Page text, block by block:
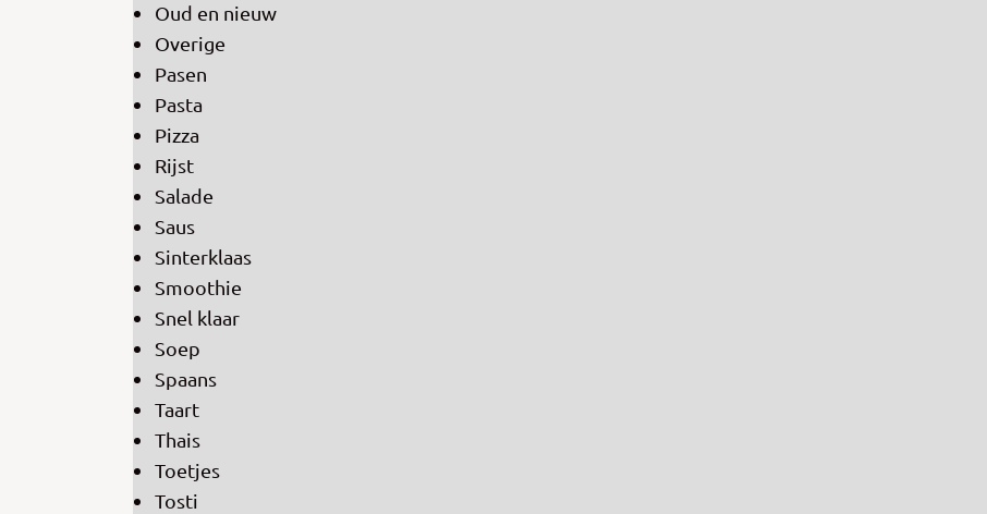
Oud en nieuw
Overige
Pasen
Pasta
Pizza
Rijst
Salade
Saus
Sinterklaas
Smoothie
Snel klaar
Soep
Spaans
Taart
Thais
Toetjes
Tosti